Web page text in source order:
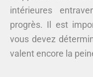
intérieures
progrès. Il est
vous devez
valent encore la